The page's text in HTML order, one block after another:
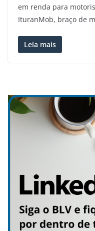
em renda para
IturanMob, braço de
Leia mais